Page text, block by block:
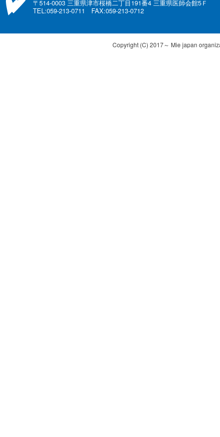
〒514-0003 三重県津市桜橋二丁目191番4 三重県医師会館5Ｆ
TEL:059-213-0711 FAX:059-213-0712
Copyright (C) 2017～ Mie japan